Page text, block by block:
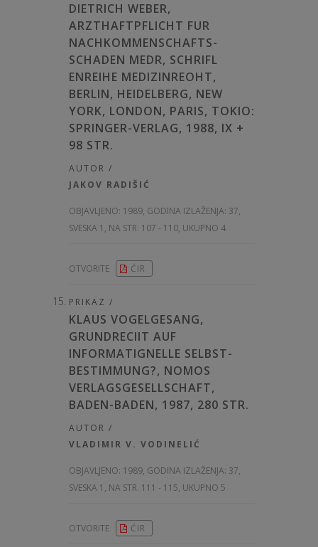
DIETRICH WEBER,
ARZTHAFTPFLICHT FUR
NACHKOMMENSCHAFTS-
SCHADEN MEDR, SCHRIFL
ENREIHE MEDIZINREOHT,
BERLIN, HEIDELBERG, NEW
YORK, LONDON, PARIS, TOKIO:
SPRINGER-VERLAG, 1988, IX +
98 STR.
AUTOR /
JAKOV RADIŠIĆ
OBJAVLJENO: 1989, GODINA IZLAŽENJA: 37,
SVESKA 1, NA STR. 107 - 110, UKUPNO 4
OTVORITE ĆIR
PRIKAZ /
KLAUS VOGELGESANG,
GRUNDRECIIT AUF
INFORMATIGNELLE SELBST-
BESTIMMUNG?, NOMOS
VERLAGSGESELLSCHAFT,
BADEN-BADEN, 1987, 280 STR.
AUTOR /
VLADIMIR V. VODINELIĆ
OBJAVLJENO: 1989, GODINA IZLAŽENJA: 37,
SVESKA 1, NA STR. 111 - 115, UKUPNO 5
OTVORITE ĆIR